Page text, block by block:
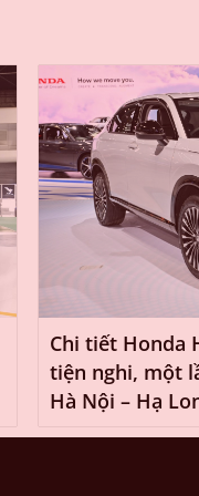
Chi tiết Honda
tiện nghi, một
Hà Nội – Hạ